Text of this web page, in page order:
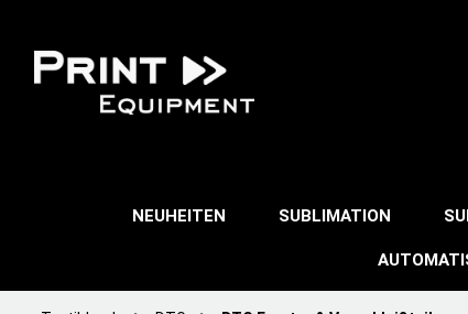
NEUHEITEN SUBLIMATION